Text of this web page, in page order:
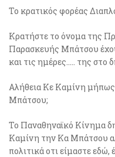
Το κρατικός φορέας
Κρατήστε το όνομα της
Παρασκευής Μπάτσου
και τις ημέρες….. της στο
Αλήθεια Κε Καμίνη
Μπάτσου;
Το Παναθηναϊκό Κίνημα
Καμίνη την Κα Μπάτσου
πολιτικά οτι είμαστε